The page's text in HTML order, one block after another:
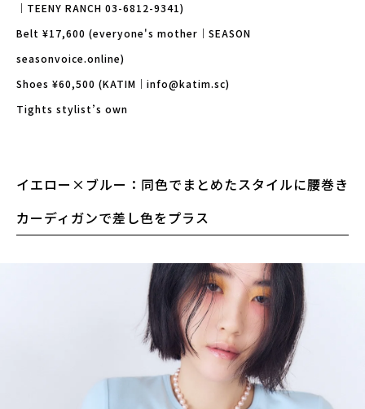
｜TEENY RANCH 03-6812-9341)
Belt ¥17,600 (everyone's mother｜SEASON
seasonvoice.online)
Shoes ¥60,500 (KATIM｜info@katim.sc)
Tights stylist’s own
イエロー×ブルー：同色でまとめたスタイルに腰巻き
カーディガンで差し色をプラス